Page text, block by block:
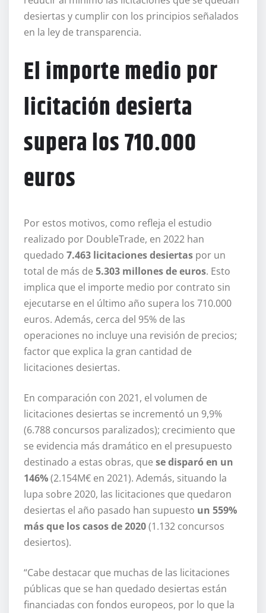
desiertas y cumplir con los principios señalados
en la ley de transparencia.
El importe medio por
licitación desierta
supera los 710.000
euros
Por estos motivos, como refleja el estudio
realizado por DoubleTrade, en 2022 han
quedado 7.463 licitaciones desiertas por un
total de más de 5.303 millones de euros. Esto
implica que el importe medio por contrato sin
ejecutarse en el último año supera los 710.000
euros. Además, cerca del 95% de las
operaciones no incluye una revisión de precios;
factor que explica la gran cantidad de
licitaciones desiertas.
En comparación con 2021, el volumen de
licitaciones desiertas se incrementó un 9,9%
(6.788 concursos paralizados); crecimiento que
se evidencia más dramático en el presupuesto
destinado a estas obras, que se disparó en un
146%(2.154M€ en 2021). Además, situando la
lupa sobre 2020, las licitaciones que quedaron
desiertas el año pasado han supuesto un 559%
más que los casos de 2020(1.132 concursos
desiertos).
“Cabe destacar que muchas de las licitaciones
públicas que se han quedado desiertas están
financiadas con fondos europeos, por lo que la